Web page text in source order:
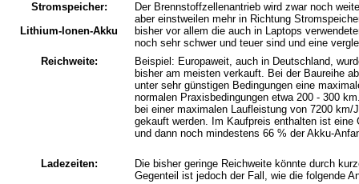
Stromspeicher:
Lithium-Ionen-Akku
Der Brennstoffzellenantrieb wird zwar noch
aber einstweilen mehr in Richtung
bisher vor allem die auch in Laptops
noch sehr schwer und teuer sind und eine
Reichweite:
Beispiel: Europaweit, auch in Deutschland,
bisher am meisten verkauft. Bei der Baureihe
unter sehr günstigen Bedingungen eine
normalen Praxisbedingungen etwa 200 - 300
bei einer maximalen Laufleistung von 7200
gekauft werden. Im Kaufpreis enthalten ist eine
und dann noch mindestens 66 % der Akku-
Ladezeiten:
Die bisher geringe Reichweite könnte durch
Gegenteil ist jedoch der Fall, wie die folgende